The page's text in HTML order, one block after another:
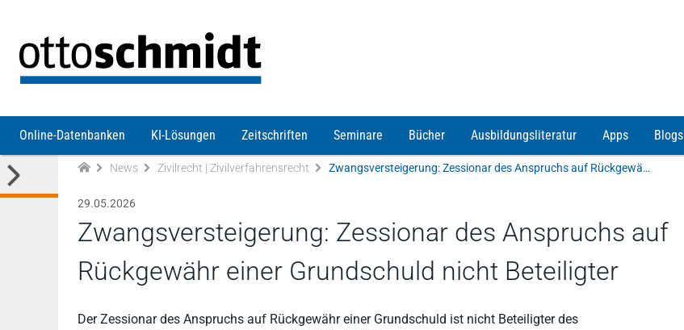
Online-Datenbanken KI-Lösungen Zeitschriften Seminare Bücher Ausbildungsliteratur Apps Blogs
News Zivilrecht | Zivilverfahrensrecht Zwangsversteigerung: Zessionar des Anspruchs auf Rückgewähr einer Grundschuld nicht Beteiligter
29.05.2026
Zwangsversteigerung: Zessionar des Anspruchs auf
Rückgewähr einer Grundschuld nicht Beteiligter
Der Zessionar des Anspruchs auf Rückgewähr einer Grundschuld ist nicht Beteiligter des